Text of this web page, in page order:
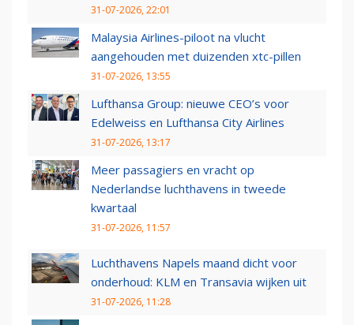
31-07-2026, 22:01
Malaysia Airlines-piloot na vlucht
aangehouden met duizenden xtc-pillen
31-07-2026, 13:55
Lufthansa Group: nieuwe CEO’s voor
Edelweiss en Lufthansa City Airlines
31-07-2026, 13:17
Meer passagiers en vracht op
Nederlandse luchthavens in tweede
kwartaal
31-07-2026, 11:57
Luchthavens Napels maand dicht voor
onderhoud: KLM en Transavia wijken uit
31-07-2026, 11:28